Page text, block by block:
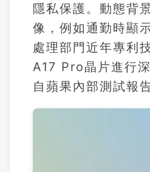
隱私保護。動態背
像，例如通勤時顯
處理部門近年專利
A17 Pro晶片進行
自蘋果內部測試報